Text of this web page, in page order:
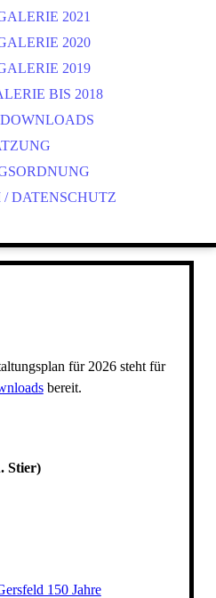
2021
2020
2019
BIS 2018
/ DATENSCHUTZ
für 2026 steht für
bereit.
Stier)
150 Jahre